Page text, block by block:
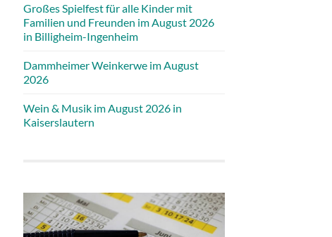
Großes Spielfest für alle Kinder mit
Familien und Freunden im August 2026
in Billigheim-Ingenheim
Dammheimer Weinkerwe im August
2026
Wein & Musik im August 2026 in
Kaiserslautern